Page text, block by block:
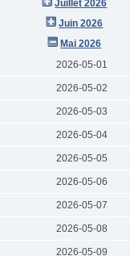
Juillet 2026
Juin 2026
Mai 2026
2026-05-01
2026-05-02
2026-05-03
2026-05-04
2026-05-05
2026-05-06
2026-05-07
2026-05-08
2026-05-09